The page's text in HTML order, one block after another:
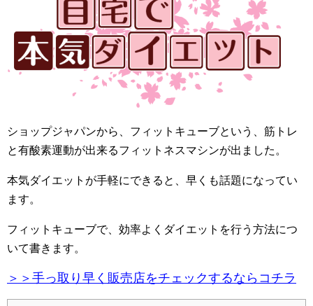
ショップジャパンから、フィットキューブという、筋トレ
と有酸素運動が出来るフィットネスマシンが出ました。
本気ダイエットが手軽にできると、早くも話題になってい
ます。
フィットキューブで、効率よくダイエットを行う方法につ
いて書きます。
＞＞手っ取り早く販売店をチェックするならコチラ